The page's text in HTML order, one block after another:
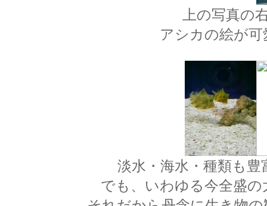
上の写真の
アシカの絵が
淡水・海水・種類も
でも、いわゆる今全盛